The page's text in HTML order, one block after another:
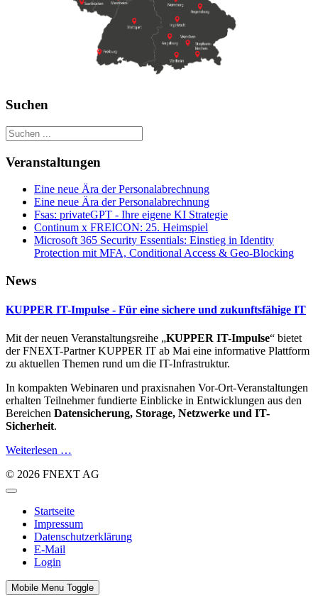
Suchen
Veranstaltungen
Eine neue Ära der Personalabrechnung
Eine neue Ära der Personalabrechnung
Fsas: privateGPT - Ihre eigene KI Strategie
Continum x FREICON: 25. Heimspiel
Microsoft 365 Security Essentials: Einstieg in Identity
Protection mit MFA, Conditional Access & Geo‑Blocking
News
KUPPER IT-Impulse - Für eine sichere und zukunftsfähige IT
Mit der neuen Veranstaltungsreihe „KUPPER IT-Impulse“ bietet
der FNEXT-Partner KUPPER IT ab Mai eine informative Plattform
zu aktuellen Themen rund um die IT-Infrastruktur.
In kompakten Webinaren und praxisnahen Vor-Ort-Veranstaltungen
erhalten Teilnehmer fundierte Einblicke in Entwicklungen aus den
Bereichen Datensicherung, Storage, Netzwerke und IT-
Sicherheit.
Weiterlesen …
© 2026 FNEXT AG
Startseite
Impressum
Datenschutzerklärung
E-Mail
Login
Mobile Menu Toggle